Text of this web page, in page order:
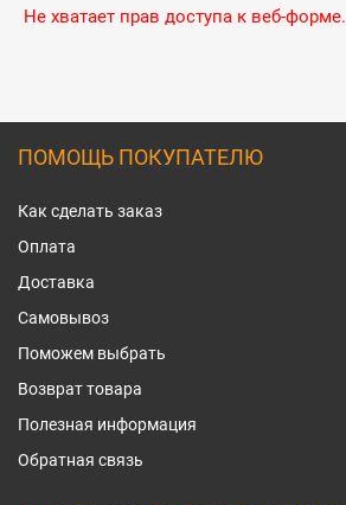
Не хватает прав доступа к веб-форме.
ПОМОЩЬ ПОКУПАТЕЛЮ
Как сделать заказ
Оплата
Доставка
Самовывоз
Поможем выбрать
Возврат товара
Полезная информация
Обратная связь